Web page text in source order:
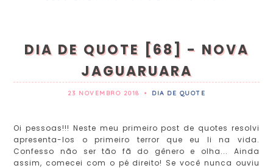
DIA DE QUOTE [68] - NOVA
JAGUARUARA
23 NOVEMBRO 2018 • DIA DE QUOTE
Oi pessoas!!! Neste meu primeiro post de quotes resolvi
apresenta-los o primeiro terror que eu li na vida.
Confesso não ser tão fã do gênero e olha... Ainda
assim, comecei com o pé direito! Se você nunca ouviu